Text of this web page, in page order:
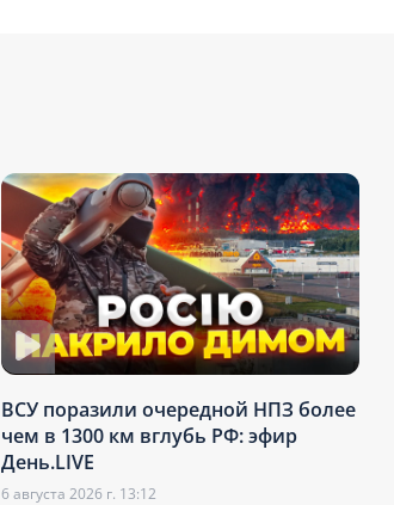
ВСУ поразили очередной НПЗ более
чем в 1300 км вглубь РФ: эфир
День.LIVE
6 августа 2026 г. 13:12